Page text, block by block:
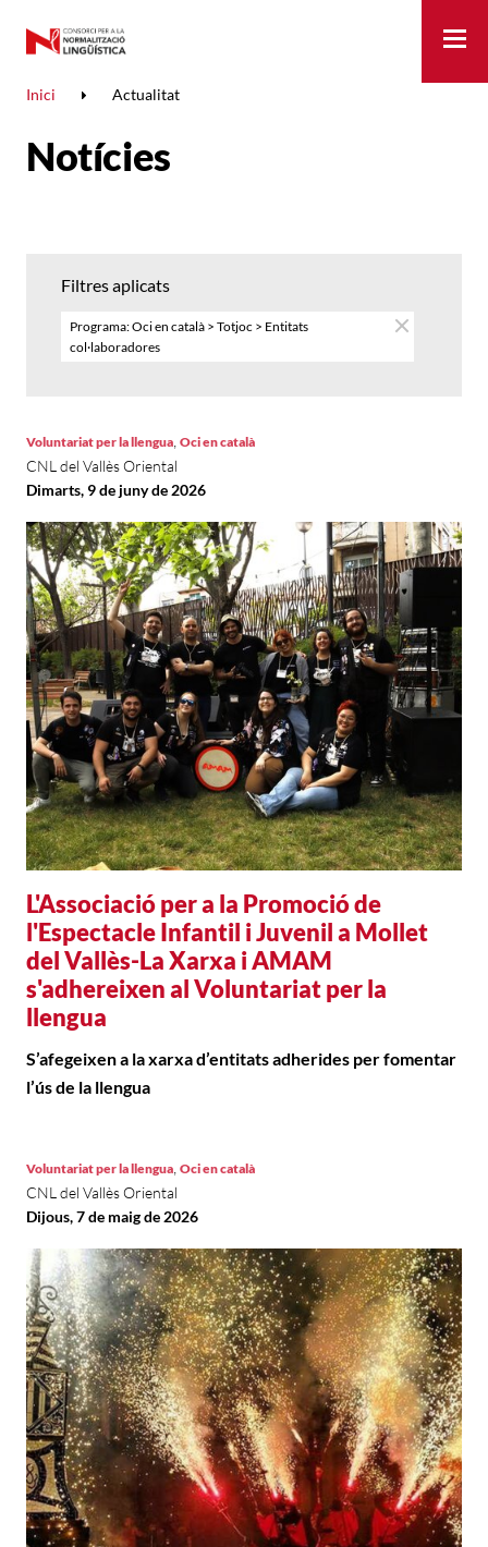
Inici Actualitat
Notícies
Filtres aplicats
Programa: Oci en català > Totjoc > Entitats
col·laboradores
L'Associació per a la Promoció de
l'Espectacle Infantil i Juvenil a Mollet
del Vallès-La Xarxa i AMAM
s'adhereixen al Voluntariat per la
llengua
Voluntariat per la llengua, Oci en català
CNL del Vallès Oriental
Dimarts, 9 de juny de 2026
S’afegeixen a la xarxa d’entitats adherides per fomentar
l’ús de la llengua
Voluntariat per la llengua, Oci en català
CNL del Vallès Oriental
Dijous, 7 de maig de 2026